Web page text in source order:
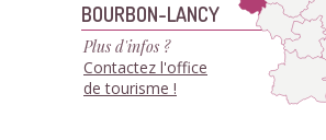
BOURBON-LANCY
Plus d'infos ?
Contactez l'office
de tourisme !